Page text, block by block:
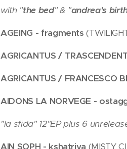
with "the bed" & "andrea's
AGEING - fragments
AGRICANTUS /
AGRICANTUS / FRANCESCO
AIDONS LA NORVEGE -
"la sfida" 12"EP plus 6
AIN SOPH - kshatriya (MISTY